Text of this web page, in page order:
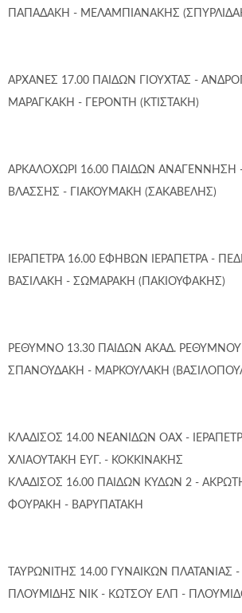
ΠΑΠΑΔΑΚΗ - ΜΕΛΑΜΠΙΑΝΑΚΗΣ
ΑΡΧΑΝΕΣ 17.00 ΠΑΙΔΩΝ ΓΙΟΥΧΤΑΣ -
ΜΑΡΑΓΚΑΚΗ - ΓΕΡΟΝΤΗ (ΚΤΙΣΤΑΚΗ)
ΑΡΚΑΛΟΧΩΡΙ 16.00 ΠΑΙΔΩΝ ΑΝΑΓΕΝΝΗΣΗ
ΒΛΑΣΣΗΣ - ΓΙΑΚΟΥΜΑΚΗ (ΣΑΚΑΒΕΛΗΣ)
ΙΕΡΑΠΕΤΡΑ 16.00 ΕΦΗΒΩΝ ΙΕΡΑΠΕΤΡΑ -
ΒΑΣΙΛΑΚΗ - ΣΩΜΑΡΑΚΗ (ΠΑΚΙΟΥΦΑΚΗΣ)
ΡΕΘΥΜΝΟ 13.30 ΠΑΙΔΩΝ ΑΚΑΔ.
ΣΠΑΝΟΥΔΑΚΗ - ΜΑΡΚΟΥΛΑΚΗ
ΚΛΑΔΙΣΟΣ 14.00 ΝΕΑΝΙΔΩΝ ΟΑΧ -
ΧΛΙΑΟΥΤΑΚΗ ΕΥΓ. - ΚΟΚΚΙΝΑΚΗΣ
ΚΛΑΔΙΣΟΣ 16.00 ΠΑΙΔΩΝ ΚΥΔΩΝ 2 -
ΦΟΥΡΑΚΗ - ΒΑΡΥΠΑΤΑΚΗ
ΤΑΥΡΩΝΙΤΗΣ 14.00 ΓΥΝΑΙΚΩΝ ΠΛΑΤΑΝΙΑΣ
ΠΛΟΥΜΙΔΗΣ ΝΙΚ - ΚΩΤΣΟΥ ΕΛΠ -